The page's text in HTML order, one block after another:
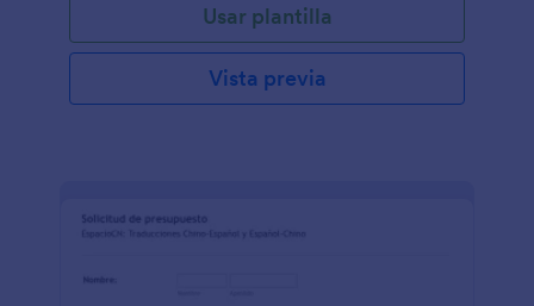
Usar plantilla
Vista previa